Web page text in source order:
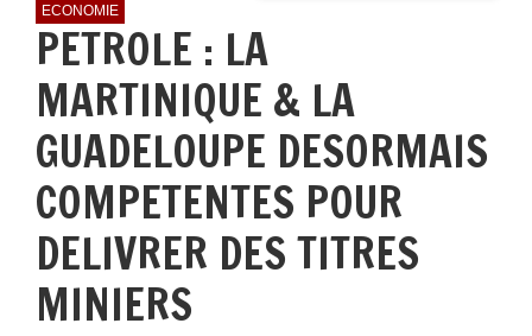
ECONOMIE
PETROLE : LA
MARTINIQUE & LA
GUADELOUPE DESORMAIS
COMPETENTES POUR
DELIVRER DES TITRES
MINIERS